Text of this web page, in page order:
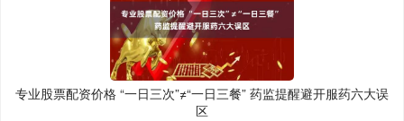
专业股票配资价格 “一日三次”≠“一日三餐” 药监提醒避开服药六大误
区